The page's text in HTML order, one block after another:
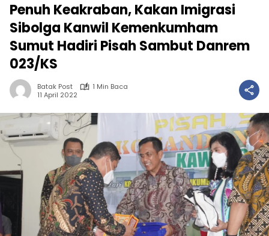
Penuh Keakraban, Kakan Imigrasi
Sibolga Kanwil Kemenkumham
Sumut Hadiri Pisah Sambut Danrem
023/KS
Batak Post
1 Min Baca
11 April 2022